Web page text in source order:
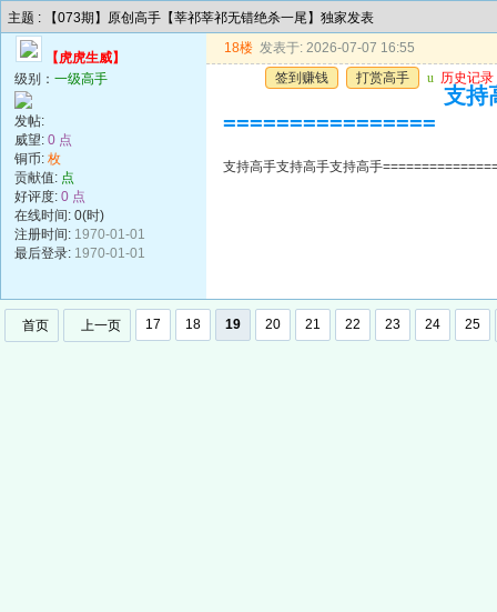
主题 : 【073期】原创高手【莘祁莘祁无错绝杀一尾】独家发表
【虎虎生威】
级别： 一级高手
发帖:
威望: 0 点
铜币: 枚
贡献值: 点
好评度: 0 点
在线时间: 0(时)
注册时间: 1970-01-01
最后登录: 1970-01-01
18楼 发表于: 2026-07-07 16:55
签到赚钱
打赏高手 u 历史记录
支持
================
支持高手支持高手支持高手
首页 上一页 17 18 19 20 21 22 23 24 25